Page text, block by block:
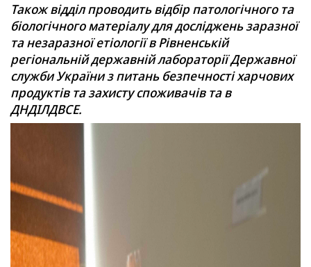
Також відділ проводить відбір патологічного та
біологічного матеріалу для досліджень заразної
та незаразної етіології в Рівненській
регіональнійдержавній лабораторії Державної
служби України з питань безпечності харчових
продуктів та захисту споживачів та в
ДНДІЛДВСЕ.